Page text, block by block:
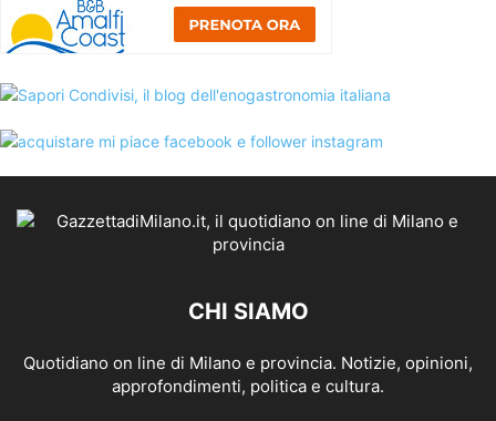
CHI SIAMO
Quotidiano on line di Milano e provincia. Notizie, opinioni,
approfondimenti, politica e cultura.